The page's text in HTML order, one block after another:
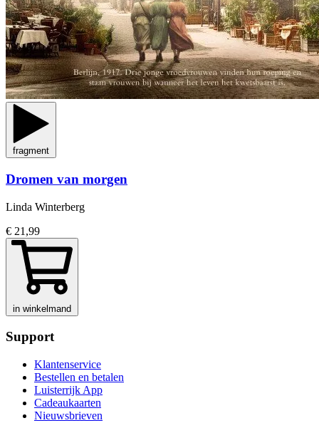
fragment
Dromen van morgen
Linda Winterberg
€ 21,99
in winkelmand
Support
Klantenservice
Bestellen en betalen
Luisterrijk App
Cadeaukaarten
Nieuwsbrieven